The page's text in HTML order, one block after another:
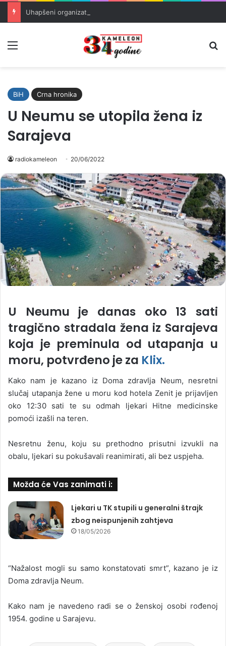
BiH Crna hronika
U Neumu se utopila žena iz
Sarajeva
radiokameleon 20/06/2022
U Neumu je danas oko 13 sati
tragično stradala žena iz Sarajeva
koja je preminula od utapanja u
moru, potvrđeno je za Klix.
Kako nam je kazano iz Doma zdravlja Neum, nesretni
slučaj utapanja žene u moru kod hotela Zenit je prijavljen
oko 12:30 sati te su odmah ljekari Hitne medicinske
pomoći izašli na teren.
Nesretnu ženu, koju su prethodno prisutni izvukli na
obalu, ljekari su pokušavali reanimirati, ali bez uspjeha.
Možda će Vas zanimati i:
Ljekari u TK stupili u generalni štrajk
zbog neispunjenih zahtjeva
18/05/2026
“Nažalost mogli su samo konstatovati smrt”, kazano je iz
Doma zdravlja Neum.
Kako nam je navedeno radi se o ženskoj osobi rođenoj
1954. godine u Sarajevu.